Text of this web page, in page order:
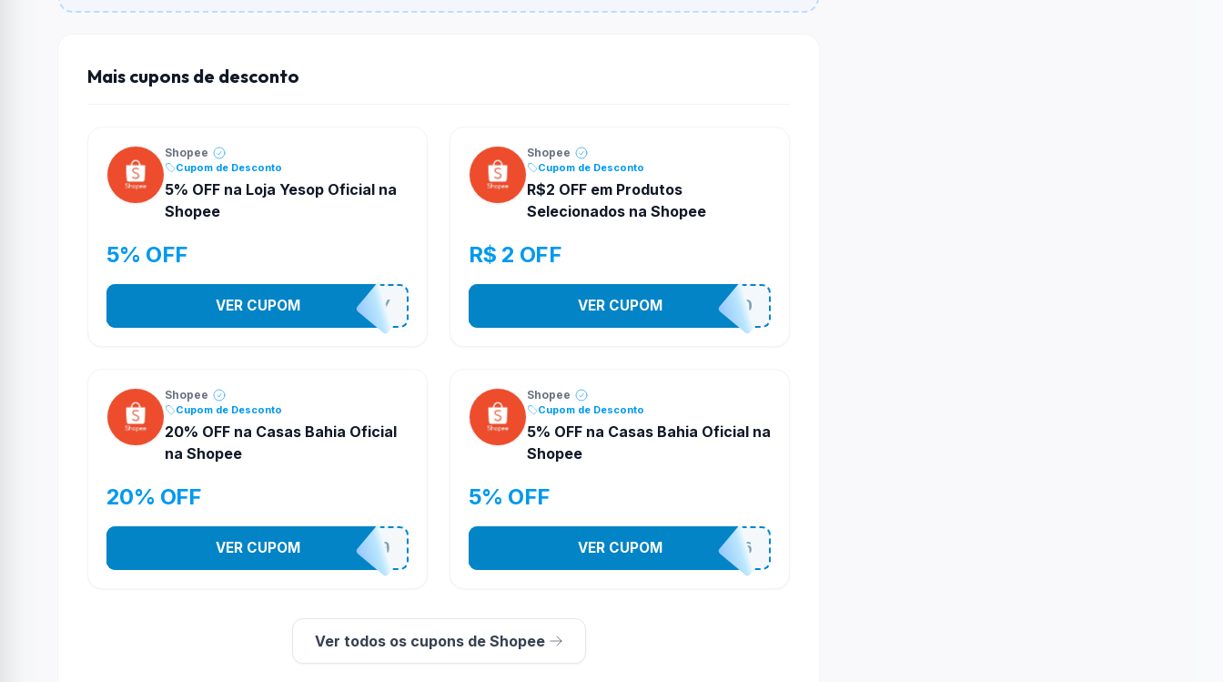
Funciona em qualquer produto?
podem não aceitar cupons.
Mais cupons de desconto
Shopee
Cupom de Desconto
5% OFF na Loja Yesop Oficial na
Shopee
5% OFF
YESO274Y
VER CUPOM
Shopee
Cupom de Desconto
R$2 OFF em Produtos
Selecionados na Shopee
R$ 2 OFF
VNOXVHJFD
VER CUPOM
Shopee
Cupom de Desconto
20% OFF na Casas Bahia Oficial
na Shopee
20% OFF
CASATEL20
VER CUPOM
Shopee
Cupom de Desconto
5% OFF na Casas Bahia Oficial na
Shopee
5% OFF
CASA03086
VER CUPOM
Ver todos os cupons de Shopee